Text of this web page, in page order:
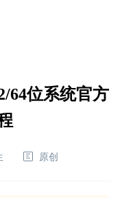
64位系统官方
原创